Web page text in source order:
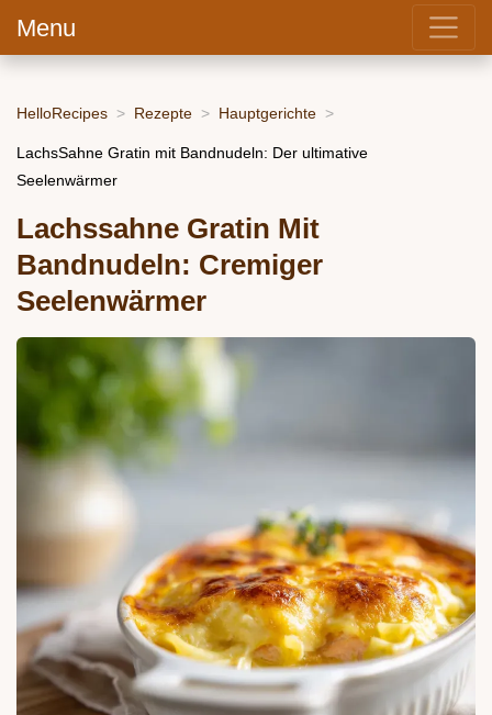
Menu
HelloRecipes Rezepte Hauptgerichte
LachsSahne Gratin mit Bandnudeln: Der ultimative
Seelenwärmer
Lachssahne Gratin Mit
Bandnudeln: Cremiger
Seelenwärmer